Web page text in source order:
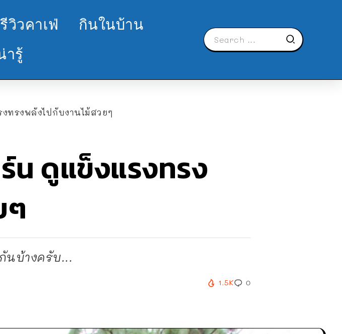
รีวิวคาเฟ่
กินในบ้าน
ารู้
ทรงพลังไปกับงานไม้สวยๆ
น ดูแข็งแรงทรง
นบ้างครับ...
1.5K 0